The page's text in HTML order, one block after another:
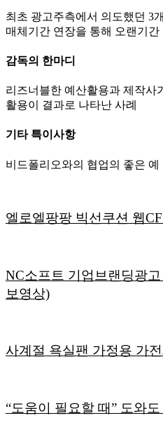
최초 광고주측에서 의도했던 3
매체기간 연장을 통해 오랜기
감독의 한마디
리즈너블한 예산활용과 제작사
활용이 결과로 나타난 사례
기타 특이사항
비드폴리오와의 협업의 좋은 예
엘로엘팡팡 빅선쿠션 웹
NC소프트 기업브랜딩광
보영상)
사계절 욕실팬 가정용 가
“도움이 필요할 때” 도와